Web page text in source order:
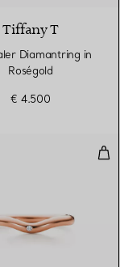
Tiffany T
Diamantring in
Roségold
€ 4.500
Bandring